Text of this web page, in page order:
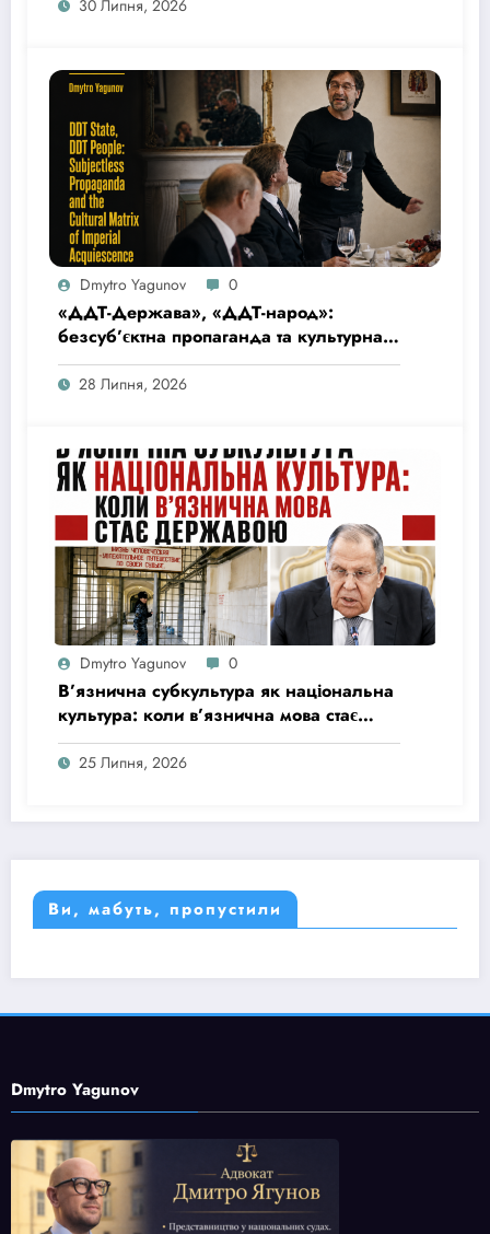
and Inhuman or Degrading Treatment or
30 Липня, 2026
Dmytro Yagunov 0
«ДДТ-Держава», «ДДТ-народ»:
безсуб’єктна пропаганда та культурна
матриця імперської покірності
28 Липня, 2026
Dmytro Yagunov 0
В’язнична субкультура як національна
культура: коли в’язнична мова стає
державою
25 Липня, 2026
Ви, мабуть, пропустили
Dmytro Yagunov